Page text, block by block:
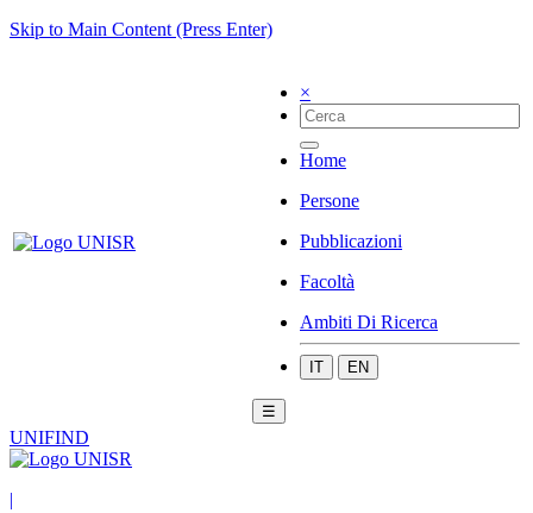
Skip to Main Content (Press Enter)
×
Home
Persone
Pubblicazioni
Facoltà
Ambiti Di Ricerca
IT EN
☰
UNIFIND
|